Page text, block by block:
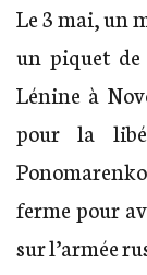
Le 3 mai, un
un piquet
Lénine à
pour la
ferme pour
sur l’armée